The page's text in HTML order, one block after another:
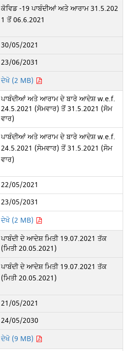
ਕੋਵਿਡ -19 ਪਾਬੰਦੀਆਂ ਅਤੇ ਆਰਾਮ 31.5.202
1 ਤੋਂ 06.6.2021
30/05/2021
23/06/2031
ਦੇਖੋ (2 MB)
ਪਾਬੰਦੀਆਂ ਅਤੇ ਆਰਾਮ ਦੇ ਬਾਰੇ ਆਦੇਸ਼ w.e.f.
24.5.2021 (ਸੋਮਵਾਰ) ਤੋਂ 31.5.2021 (ਸੋਮ
ਵਾਰ)
ਪਾਬੰਦੀਆਂ ਅਤੇ ਆਰਾਮ ਦੇ ਬਾਰੇ ਆਦੇਸ਼ w.e.f.
24.5.2021 (ਸੋਮਵਾਰ) ਤੋਂ 31.5.2021 (ਸੋਮ
ਵਾਰ)
22/05/2021
23/05/2031
ਦੇਖੋ (2 MB)
ਪਾਬੰਦੀ ਦੇ ਆਦੇਸ਼ ਮਿਤੀ 19.07.2021 ਤੱਕ
(ਮਿਤੀ 20.05.2021)
ਪਾਬੰਦੀ ਦੇ ਆਦੇਸ਼ ਮਿਤੀ 19.07.2021 ਤੱਕ
(ਮਿਤੀ 20.05.2021)
21/05/2021
24/05/2030
ਦੇਖੋ (9 MB)